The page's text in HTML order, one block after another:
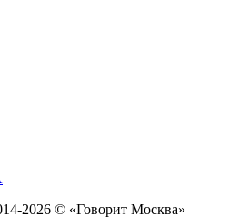
2026 © «Говорит Москва»